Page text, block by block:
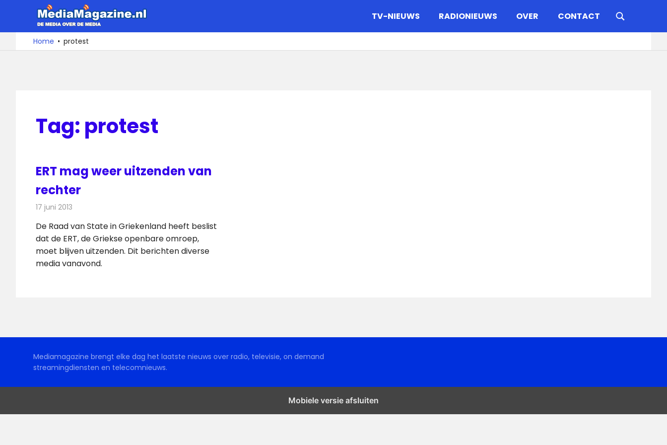
de
De
media
over
TV-NIEUWS RADIONIEUWS OVER CONTACT
Home protest
Tag: protest
ERT mag weer uitzenden van
rechter
17 juni 2013
De Raad van State in Griekenland heeft beslist
dat de ERT, de Griekse openbare omroep,
moet blijven uitzenden. Dit berichten diverse
media vanavond.
Mediamagazine brengt elke dag het laatste nieuws over radio, televisie, on demand
streamingdiensten en telecomnieuws.
Mobiele versie afsluiten